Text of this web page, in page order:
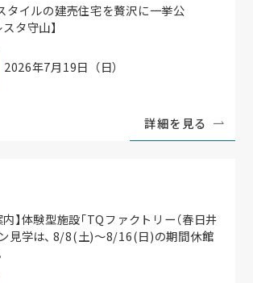
タイルの建売住宅を贅沢に一挙公
スタ守山】
2026年7月19日（日）
詳細を見る
】体験型施設「TQファクトリー（春日井
見学は、8/8(土)～8/16(日)の期間休館